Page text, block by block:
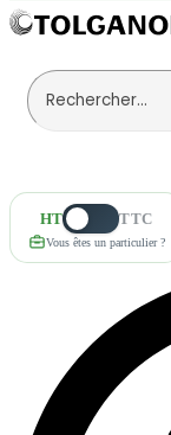
HT TTC
Vous êtes un particulier ?